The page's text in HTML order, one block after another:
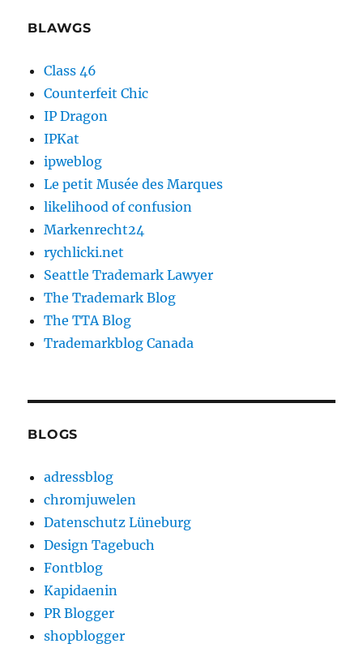
BLAWGS
Class 46
Counterfeit Chic
IP Dragon
IPKat
ipweblog
Le petit Musée des Marques
likelihood of confusion
Markenrecht24
rychlicki.net
Seattle Trademark Lawyer
The Trademark Blog
The TTA Blog
Trademarkblog Canada
BLOGS
adressblog
chromjuwelen
Datenschutz Lüneburg
Design Tagebuch
Fontblog
Kapidaenin
PR Blogger
shopblogger